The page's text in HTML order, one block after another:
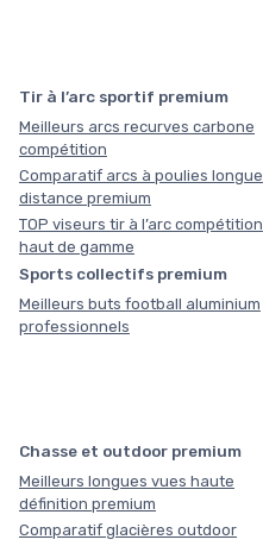
Tir à l’arc sportif premium
Meilleurs arcs recurves carbone
compétition
Comparatif arcs à poulies longue
distance premium
TOP viseurs tir à l’arc compétition
haut de gamme
Sports collectifs premium
Meilleurs buts football aluminium
professionnels
Chasse et outdoor premium
Meilleurs longues vues haute
définition premium
Comparatif glacières outdoor